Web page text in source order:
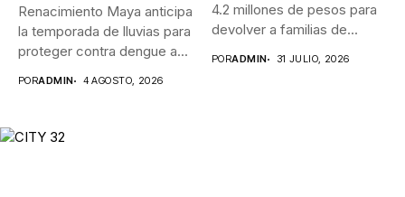
Renacimiento Maya anticipa
la temporada de lluvias para
proteger contra dengue a...
PORADMIN 4 AGOSTO, 2026
4.2 millones de pesos para
devolver a familias de...
PORADMIN 31 JULIO, 2026